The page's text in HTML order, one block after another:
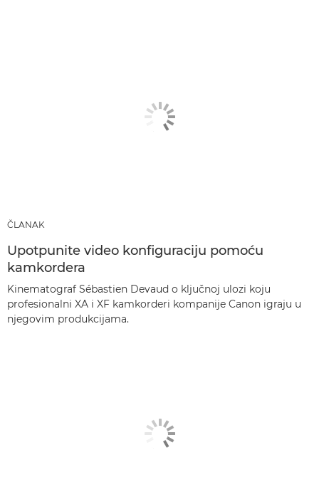
ČLANAK
Upotpunite video konfiguraciju pomoću
kamkordera
Kinematograf Sébastien Devaud o ključnoj ulozi koju
profesionalni XA i XF kamkorderi kompanije Canon igraju u
njegovim produkcijama.